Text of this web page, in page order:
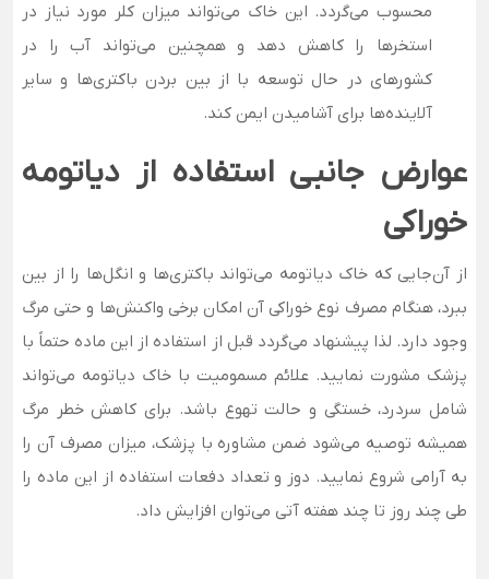
محسوب می‌گردد. این خاک می‌تواند میزان کلر مورد نیاز در
استخرها را کاهش دهد و همچنین می‌تواند آب را در
کشورهای در حال توسعه با از بین بردن باکتری‌ها و سایر
آلاینده‌ها برای آشامیدن ایمن کند.
عوارض جانبی استفاده از دیاتومه
خوراکی
از آن‌جایی که خاک دیاتومه می‌تواند باکتری‌ها و انگل‌ها را از بین
ببرد، هنگام مصرف نوع خوراکی آن امکان برخی واکنش‌ها و حتی مرگ
وجود دارد. لذا پیشنهاد می‌گردد قبل از استفاده از این ماده حتماً با
پزشک مشورت نمایید. علائم مسمومیت با خاک دیاتومه می‌تواند
شامل سردرد، خستگی و حالت تهوع باشد. برای کاهش خطر مرگ
همیشه توصیه می‌شود ضمن مشاوره با پزشک، میزان مصرف آن را
به آرامی شروع نمایید. دوز و تعداد دفعات استفاده از این ماده را
طی چند روز تا چند هفته آتی می‌توان افزایش داد.